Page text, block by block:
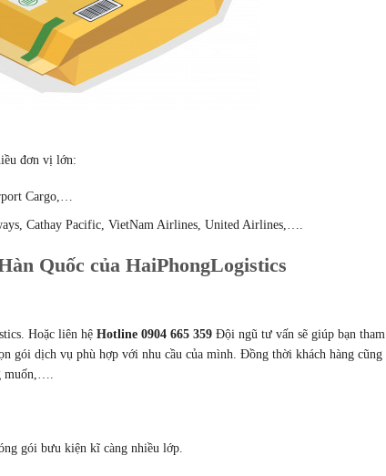
đơn vị lớn:
Cargo,…
Cathay Pacific, VietNam Airlines, United Airlines,….
Quốc của HaiPhongLogistics
Hoặc liên hệ Hotline 0904 665 359 Đội ngũ tư vấn sẽ giúp bạn tham
gói dịch vụ phù hợp với nhu cầu của mình. Đồng thời khách hàng cũng
muốn,….
gói bưu kiện kĩ càng nhiều lớp.